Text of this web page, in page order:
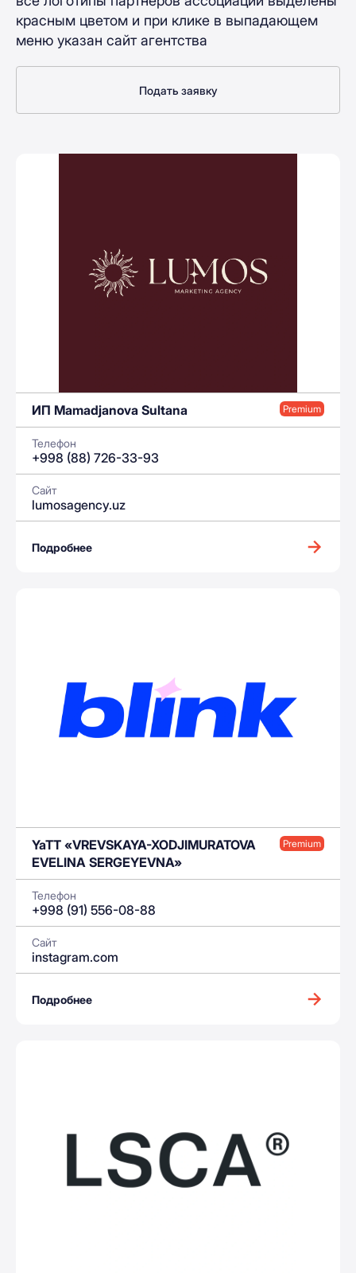
красным цветом и при клике в выпадающем
меню указан сайт агентства
Подать заявку
ИП Mamadjanova Sultana Premium
Телефон
+998 (88) 726-33-93
Сайт
lumosagency.uz
Подробнее
YaTT «VREVSKAYA-XODJIMURATOVA
EVELINA SERGEYEVNA»
Premium
Телефон
+998 (91) 556-08-88
Сайт
instagram.com
Подробнее